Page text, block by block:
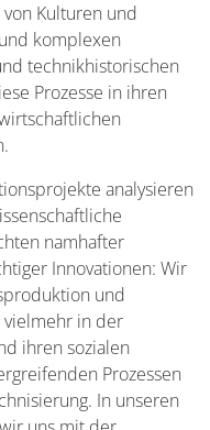
Kulturen und
komplexen
technikhistorischen
Prozesse in ihren
analysieren
namhafter
Innovationen: Wir
und
vielmehr in der
ihren sozialen
Prozessen
In unseren